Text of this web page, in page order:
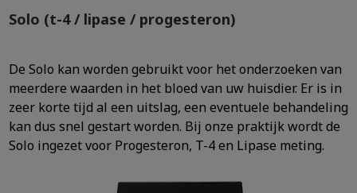
Solo (t-4 / lipase / progesteron)
De Solo kan worden gebruikt voor het onderzoeken van
meerdere waarden in het bloed van uw huisdier. Er is in
zeer korte tijd al een uitslag, een eventuele behandeling
kan dus snel gestart worden. Bij onze praktijk wordt de
Solo ingezet voor Progesteron, T-4 en Lipase meting.